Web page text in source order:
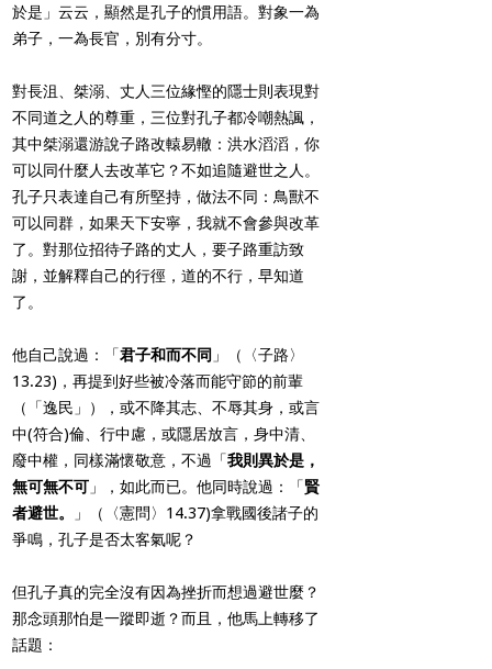
於是」云云，顯然是孔子的慣用語。對象一為
弟子，一為長官，別有分寸。
對長沮、桀溺、丈人三位緣慳的隱士則表現對
不同道之人的尊重，三位對孔子都冷嘲熱諷，
其中桀溺還游說子路改轅易轍：洪水滔滔，你
可以同什麼人去改革它？不如追隨避世之人。
孔子只表達自己有所堅持，做法不同：鳥獸不
可以同群，如果天下安寧，我就不會參與改革
了。對那位招待子路的丈人，要子路重訪致
謝，並解釋自己的行徑，道的不行，早知道
了。
他自己說過：「君子和而不同 」（〈子路〉
13.23)，再提到好些被冷落而能守節的前輩
（「逸民」），或不降其志、不辱其身，或言
中(符合)倫、行中慮，或隱居放言，身中清、
廢中權，同樣滿懷敬意，不過「我則異於是，
無可無不可 」，如此而已。他同時說過：「賢
者避世。
」（〈憲問〉14.37)拿戰國後諸子的
爭鳴，孔子是否太客氣呢？
但孔子真的完全沒有因為挫折而想過避世麼？
那念頭那怕是一蹤即逝？而且，他馬上轉移了
話題：